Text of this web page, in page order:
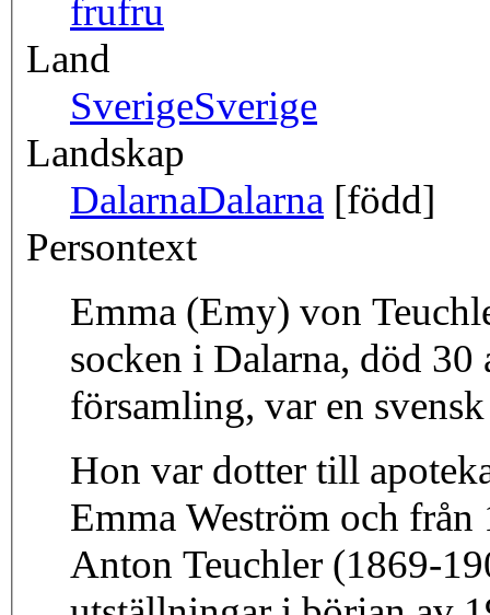
frufru
Land
SverigeSverige
Landskap
DalarnaDalarna [född]
Persontext
Emma (Emy) von
socken i Dalarna, död
församling, var en
Hon var dotter till
Emma Weström och
Anton Teuchler (1869-